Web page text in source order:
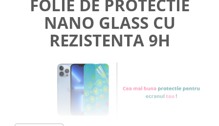
FOLIE DE PROTECTIE
NANO GLASS CU
REZISTENTA 9H